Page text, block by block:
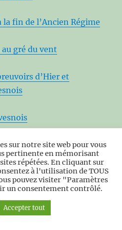
la fin de l’Ancien Régime
gré du vent
d’Hier et
de Maroilles-de
sur notre site web pour vous
pertinente en mémorisant
répétées. En cliquant sur
à l'utilisation de TOUS
pouvez visiter "Paramètres
un consentement contrôlé.
Accepter tout